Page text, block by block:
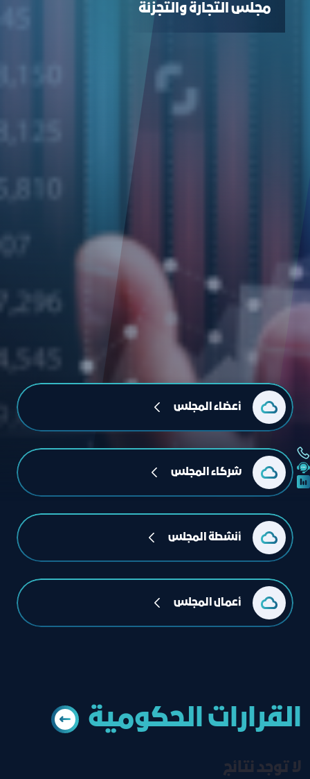
ﻣﺠﻠﺲ اﻟﺘﺠﺎرة واﻟﺘﺠﺰﺋﺔ
أعضاء المجلس
شركاء المجلس
أنشطة المجلس
أعمال المجلس
القرارات الحكومية
لا توجد نتائج